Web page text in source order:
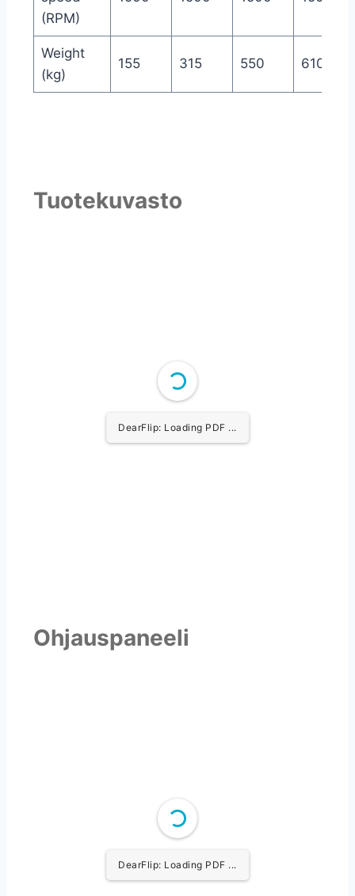
(RPM)
Weight
(kg)
155 315 550 610
Tuotekuvasto
DearFlip: Loading PDF ...
Ohjauspaneeli
DearFlip: Loading PDF
31% ...